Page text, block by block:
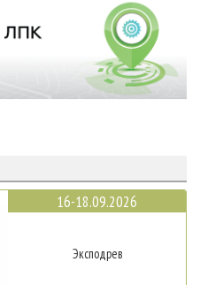
16-18.09.2026
Эксподрев